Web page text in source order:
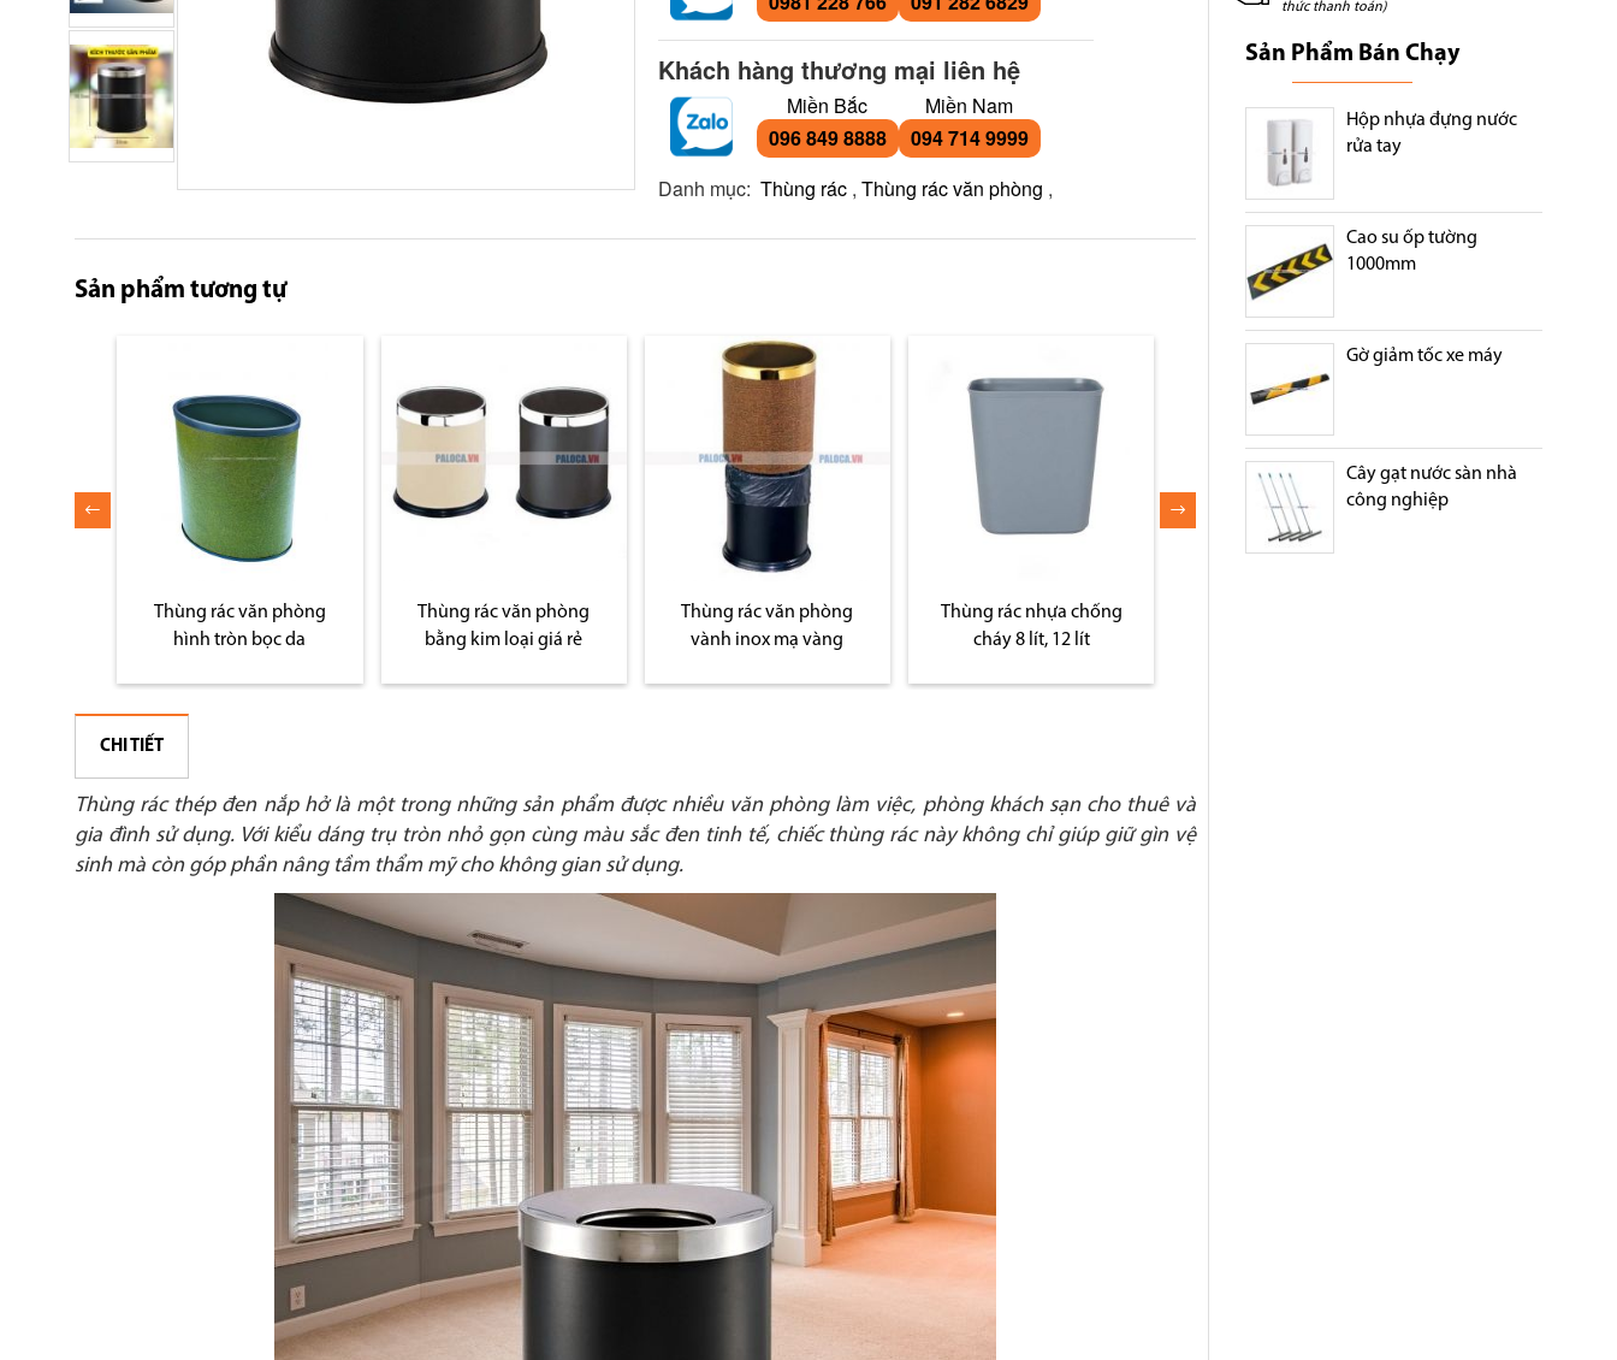
beginning
Khách hàng thương mại liên hệ
Miền Bắc
096 849 8888
Miền Nam
094 714 9999
Danh mục: Thùng rác , Thùng rác văn phòng ,
Sản phẩm tương tự
Thùng rác văn phòng
bằng kim loại giá rẻ
Thùng rác văn phòng
vành inox mạ vàng
Thùng rác nhựa chống
cháy 8 lít, 12 lít
Thùng rác văn phòng hai
lớp
CHI TIẾT
Thùng rác thép đen nắp hở là một trong những sản phẩm được nhiều văn phòng làm việc, phòng khách sạn cho thuê và
gia đình sử dụng. Với kiểu dáng trụ tròn nhỏ gọn cùng màu sắc đen tinh tế, chiếc thùng rác này không chỉ giúp giữ gìn vệ
sinh mà còn góp phần nâng tầm thẩm mỹ cho không gian sử dụng.
thức thanh toán)
Sản Phẩm Bán Chạy
Hộp nhựa đựng nước
rửa tay
Cao su ốp tường
1000mm
Gờ giảm tốc xe máy
Cây gạt nước sàn nhà
công nghiệp